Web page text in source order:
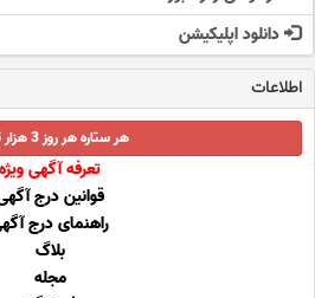
دانلود اپلیکیشن
اطلاعات
هر ستاره هر روز 3 هزار تومان
تعرفه آگهی ویژه
قوانین درج
راهنمای درج
بلاگ
مجله